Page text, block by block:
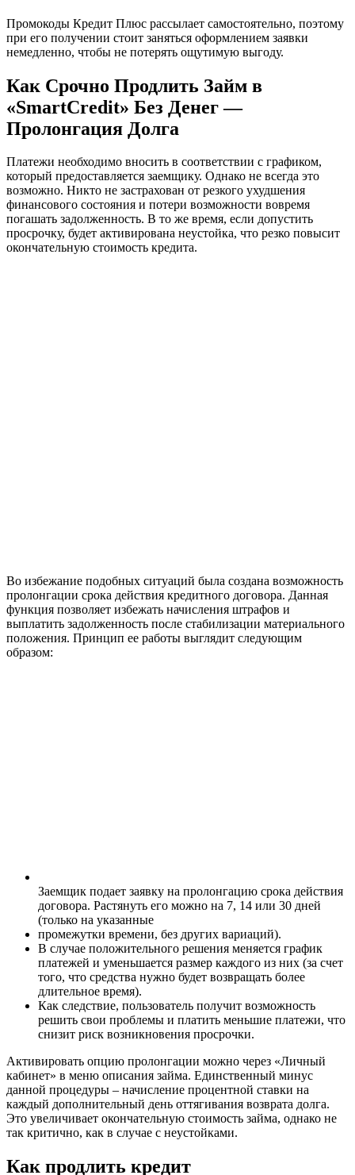
Промокоды Кредит Плюс рассылает самостоятельно, поэтому
при его получении стоит заняться оформлением заявки
немедленно, чтобы не потерять ощутимую выгоду.
Как Срочно Продлить Займ в
«SmartCredit» Без Денег —
Пролонгация Долга
Платежи необходимо вносить в соответствии с графиком,
который предоставляется заемщику. Однако не всегда это
возможно. Никто не застрахован от резкого ухудшения
финансового состояния и потери возможности вовремя
погашать задолженность. В то же время, если допустить
просрочку, будет активирована неустойка, что резко повысит
окончательную стоимость кредита.
Во избежание подобных ситуаций была создана возможность
пролонгации срока действия кредитного договора. Данная
функция позволяет избежать начисления штрафов и
выплатить задолженность после стабилизации материального
положения. Принцип ее работы выглядит следующим
образом:
Заемщик подает заявку на пролонгацию срока действия
договора. Растянуть его можно на 7, 14 или 30 дней
(только на указанные
промежутки времени, без других вариаций).
В случае положительного решения меняется график
платежей и уменьшается размер каждого из них (за счет
того, что средства нужно будет возвращать более
длительное время).
Как следствие, пользователь получит возможность
решить свои проблемы и платить меньшие платежи, что
снизит риск возникновения просрочки.
Активировать опцию пролонгации можно через «Личный
кабинет» в меню описания займа. Единственный минус
данной процедуры – начисление процентной ставки на
каждый дополнительный день оттягивания возврата долга.
Это увеличивает окончательную стоимость займа, однако не
так критично, как в случае с неустойками.
Как продлить кредит